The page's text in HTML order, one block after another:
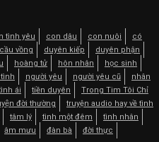
tình yêu con dâu con nuôi
có
cầu vồng duyên kiếp
duyên phận
hoàng tử hôn nhân
học sinh
người yêu người yêu cũ
nhân
ái tiền duyên
Trong Tim Tôi Chỉ
đời thường
truyện audio hay về tình
tâm lý tình một đêm
tình nhân
âm mưu đàn bà đời thực